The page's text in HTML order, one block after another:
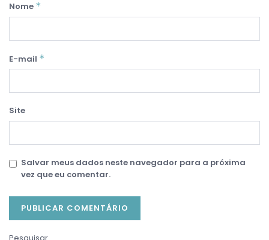
Nome *
E-mail *
Site
Salvar meus dados neste navegador para a próxima
vez que eu comentar.